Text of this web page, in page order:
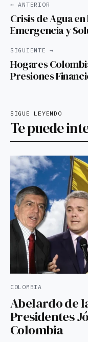
← ANTERIOR
Crisis de Agua
Emergencia y
SIGUIENTE →
Hogares
Presiones
SIGUE LEYENDO
Te puede
COLOMBIA
Abelardo de
Presidentes
Colombia